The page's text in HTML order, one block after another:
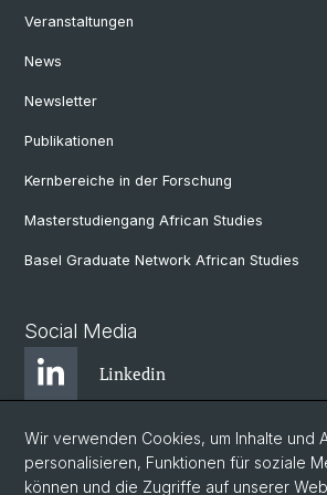
Veranstaltungen
News
Newsletter
Publikationen
Kernbereiche in der Forschung
Masterstudiengang African Studies
Basel Graduate Network African Studies
Social Media
Linkedin
Bluesky
Wir verwenden Cookies, um Inhalte und
personalisieren, Funktionen für soziale
können und die Zugriffe auf unserer